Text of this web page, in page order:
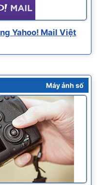
Yahoo! Mail Việt
Máy ảnh số